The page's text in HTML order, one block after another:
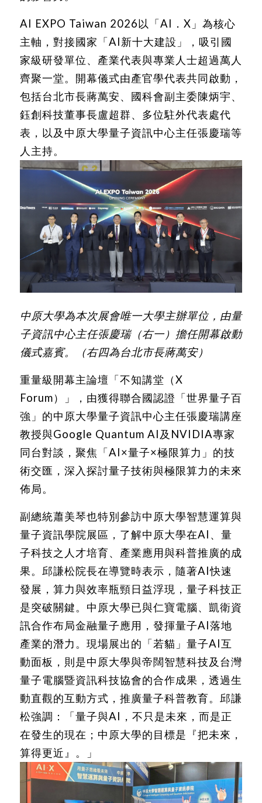
AI EXPO Taiwan 2026以「AI．X」為核心
主軸，對接國家「AI新十大建設」，吸引國
家級研發單位、產業代表與專業人士超過萬人
齊聚一堂。開幕儀式由產官學代表共同啟動，
包括台北市長蔣萬安、國科會副主委陳炳宇、
鈺創科技董事長盧超群、多位駐外代表處代
表，以及中原大學量子資訊中心主任張慶瑞等
人主持。
中原大學為本次展會唯一大學主辦單位，由量
子資訊中心主任張慶瑞（右一）擔任開幕啟動
儀式嘉賓。（右四為台北市長蔣萬安）
重量級開幕主論壇「不知講堂（X
Forum）」，由獲得聯合國認證「世界量子百
強」的中原大學量子資訊中心主任張慶瑞講座
教授與Google Quantum AI及NVIDIA專家
同台對談，聚焦「AI×量子×極限算力」的技
術交匯，深入探討量子技術與極限算力的未來
佈局。
副總統蕭美琴也特別參訪中原大學智慧運算與
量子資訊學院展區，了解中原大學在AI、量
子科技之人才培育、產業應用與科普推廣的成
果。邱謙松院長在導覽時表示，隨著AI快速
發展，算力與效率瓶頸日益浮現，量子科技正
是突破關鍵。中原大學已與仁寶電腦、凱衛資
訊合作布局金融量子應用，發揮量子AI落地
產業的潛力。現場展出的「若貓」量子AI互
動面板，則是中原大學與帝闊智慧科技及台灣
量子電腦暨資訊科技協會的合作成果，透過生
動直觀的互動方式，推廣量子科普教育。邱謙
松強調：「量子與AI，不只是未來，而是正
在發生的現在；中原大學的目標是『把未來，
算得更近』。」